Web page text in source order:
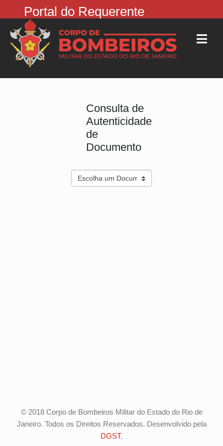
Portal do Requerente
Consulta de
Autenticidade
de
Documento
© 2018 Corpo de Bombeiros Militar do Estado do Rio de
Janeiro. Todos os Direitos Reservados. Desenvolvido pela
DGST.